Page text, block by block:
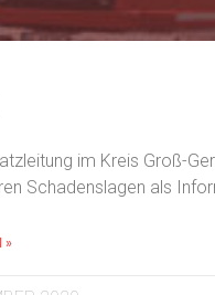
im Kreis Groß-
Schadenslagen als
»